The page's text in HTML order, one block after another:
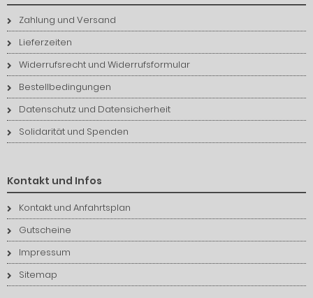
Zahlung und Versand
Lieferzeiten
Widerrufsrecht und Widerrufsformular
Bestellbedingungen
Datenschutz und Datensicherheit
Solidarität und Spenden
Kontakt und Infos
Kontakt und Anfahrtsplan
Gutscheine
Impressum
Sitemap